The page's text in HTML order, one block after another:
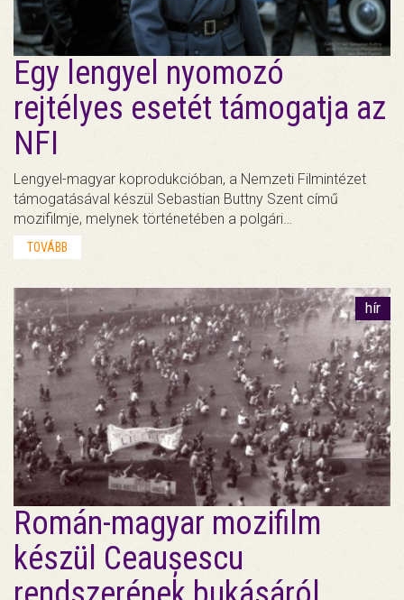
Egy lengyel nyomozó
rejtélyes esetét támogatja az
NFI
Lengyel-magyar koprodukcióban, a Nemzeti Filmintézet
támogatásával készül Sebastian Buttny Szent című
mozifilmje, melynek történetében a polgári…
TOVÁBB
hír
Román-magyar mozifilm
készül Ceaușescu